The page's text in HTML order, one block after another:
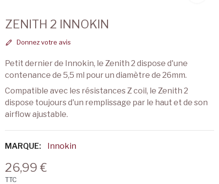
ZENITH 2 INNOKIN
Donnez votre avis
Petit dernier de Innokin, le Zenith 2 dispose d'une
contenance de 5,5 ml pour un diamètre de 26mm.
Compatible avec les résistances Z coil, le Zenith 2
dispose toujours d'un remplissage par le haut et de son
airflow ajustable.
MARQUE: Innokin
26,99 €
TTC